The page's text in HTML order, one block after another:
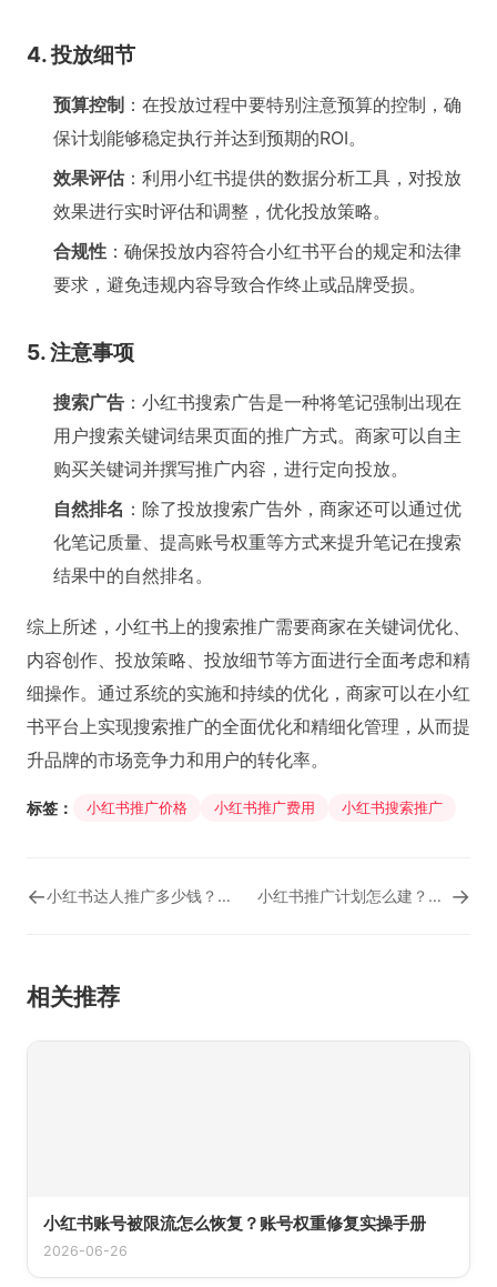
4. 投放细节
预算控制 ：在投放过程中要特别注意预算的控制，确
保计划能够稳定执行并达到预期的ROI。
效果评估：利用小红书提供的数据分析工具，对投放
效果进行实时评估和调整，优化投放策略。
合规性 ：确保投放内容符合小红书平台的规定和法律
要求，避免违规内容导致合作终止或品牌受损。
5. 注意事项
搜索广告 ：小红书搜索广告是一种将笔记强制出现在
用户搜索关键词结果页面的推广方式。商家可以自主
购买关键词并撰写推广内容，进行定向投放。
自然排名 ：除了投放搜索广告外，商家还可以通过优
化笔记质量、提高账号权重等方式来提升笔记在搜索
结果中的自然排名。
综上所述，小红书上的搜索推广需要商家在关键词优化、
内容创作、投放策略、投放细节等方面进行全面考虑和精
细操作。通过系统的实施和持续的优化，商家可以在小红
书平台上实现搜索推广的全面优化和精细化管理，从而提
升品牌的市场竞争力和用户的转化率。
标签： 小红书推广价格 小红书推广费用 小红书搜索推广
← 小红书达人推广多少钱？小红书达人推广业务 小红书推广计划怎么建？小红书种草推广文案 →
相关推荐
小红书账号被限流怎么恢复？账号权重修复实操手册
2026-06-26